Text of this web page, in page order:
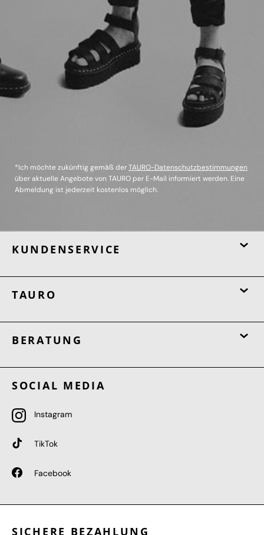
*Ich möchte zukünftig gemäß derTAURO-Datenschutzbestimmungen
über aktuelle Angebote von TAURO per E-Mail informiert werden. Eine
Abmeldung ist jederzeit kostenlos möglich.
KUNDENSERVICE
TAURO
BERATUNG
SOCIAL MEDIA
Instagram
TikTok
Facebook
SICHERE BEZAHLUNG